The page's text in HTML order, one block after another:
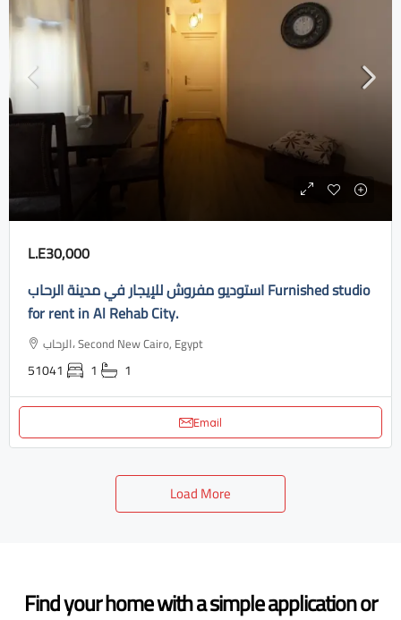
L.E30,000
استوديو مفروش للإيجار في مدينة الرحاب Furnished studio
for rent in Al Rehab City.
الرحاب، Second New Cairo, Egypt
51041 1 1
Email
Load More
Find your home with a simple application or